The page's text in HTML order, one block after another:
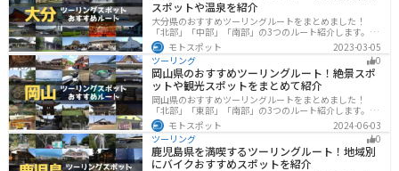
スポットや温泉を紹介
大分県のおすすめツーリングルートをまとめました！
「北部」「中部」「南部」の3つのルート紹介します。阿
蘇の雄大な自然を満喫できるスポットや温泉を満喫する
ツーリングができます。バイクで大分県にツーリングに
行く際は参考にしてください。
モトスポット
2023-03-05
ツーリング
0
岡山県のおすすめツーリングルート！絶景スポ
ットや観光スポットをまとめて紹介
岡山県のおすすめツーリングルートをまとめました！
「北部」「東部」「南部」の3つのルート紹介します。岡
山市や倉敷市など、歴史ある街並みも魅力的で、バイク
ツーリングに最適なスポットが多数あります。バイクで
岡山県にツーリングに行く際は参考にしてください。
モトスポット
2024-06-03
ツーリング
0
鹿児島県を満喫するツーリングルート！地域別
にバイクおすすめスポットを紹介